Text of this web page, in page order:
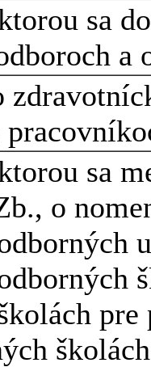
sa
sa
o